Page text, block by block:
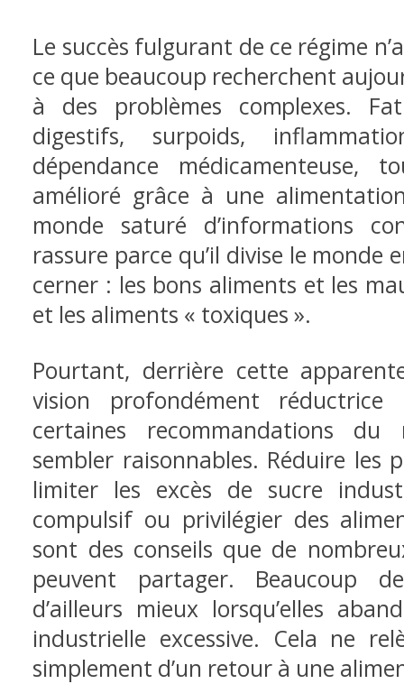
Le succès fulgurant de ce régime
ce que beaucoup recherchent
à des problèmes complexes.
digestifs, surpoids,
dépendance médicamenteuse,
amélioré grâce à une
monde saturé d’informations
rassure parce qu’il divise le monde
cerner : les bons aliments et les
et les aliments « toxiques ».
Pourtant, derrière cette
vision profondément
certaines recommandations du
sembler raisonnables. Réduire les
limiter les excès de sucre
compulsif ou privilégier des
sont des conseils que de
peuvent partager. Beaucoup
d’ailleurs mieux lorsqu’elles
industrielle excessive. Cela ne
simplement d’un retour à une